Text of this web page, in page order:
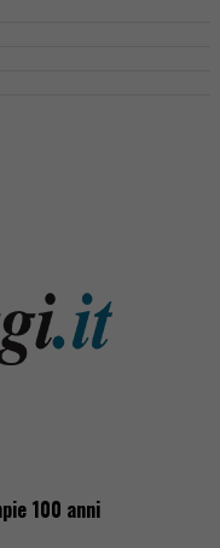
100 anni